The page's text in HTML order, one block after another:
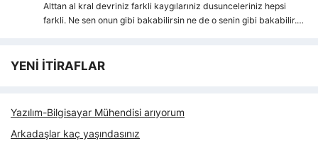
Alttan al kral devriniz farkli kaygılarıniz dusunceleriniz hepsi
farkli. Ne sen onun gibi bakabilirsin ne de o senin gibi bakabilir.…
YENİ İTİRAFLAR
Yazılım-Bilgisayar Mühendisi arıyorum
Arkadaşlar kaç yaşındasınız